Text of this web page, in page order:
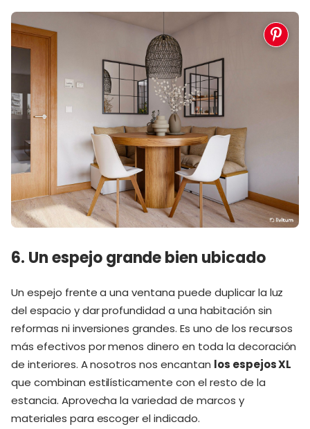
6. Un espejo grande bien ubicado
Un espejo frente a una ventana puede duplicar la luz
del espacio y dar profundidad a una habitación sin
reformas ni inversiones grandes. Es uno de los recursos
más efectivos por menos dinero en toda la decoración
de interiores. A nosotros nos encantan los espejos XL
que combinan estilísticamente con el resto de la
estancia. Aprovecha la variedad de marcos y
materiales para escoger el indicado.